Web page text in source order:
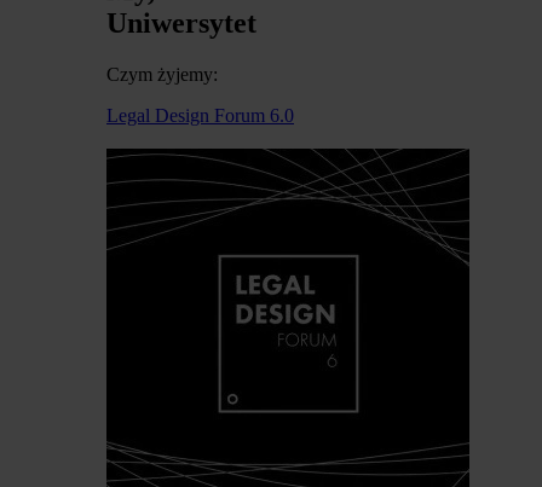
Uniwersytet
Czym żyjemy:
Legal Design Forum 6.0